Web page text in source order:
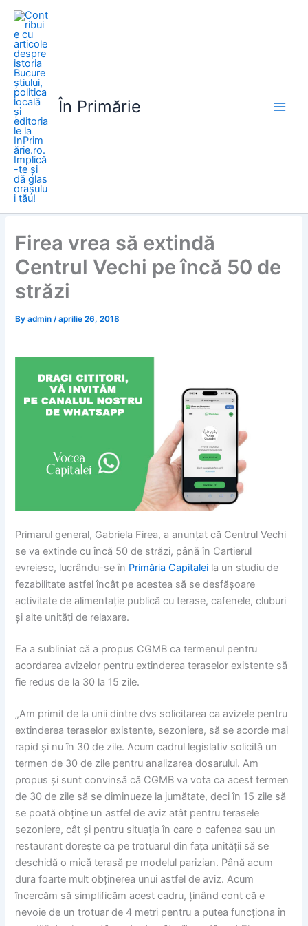
Skip
content
În Primărie
Firea vrea să extindă
Centrul Vechi pe încă 50 de
străzi
Byadmin/aprilie 26, 2018
Primarul general, Gabriela Firea, a anunţat că Centrul Vechi
se va extinde cu încă 50 de străzi, până în Cartierul
evreiesc, lucrându-se în Primăria Capitalei la un studiu de
fezabilitate astfel încât pe acestea să se desfăşoare
activitate de alimentaţie publică cu terase, cafenele, cluburi
şi alte unităţi de relaxare.
Ea a subliniat că a propus CGMB ca termenul pentru
acordarea avizelor pentru extinderea teraselor existente să
fie redus de la 30 la 15 zile.
„Am primit de la unii dintre dvs solicitarea ca avizele pentru
extinderea teraselor existente, sezoniere, să se acorde mai
rapid şi nu în 30 de zile. Acum cadrul legislativ solicită un
termen de 30 de zile pentru analizarea dosarului. Am
propus şi sunt convinsă că CGMB va vota ca acest termen
de 30 de zile să se diminueze la jumătate, deci în 15 zile să
se poată obţine un astfel de aviz atât pentru terasele
sezoniere, cât şi pentru situaţia în care o cafenea sau un
restaurant doreşte ca pe trotuarul din faţa unităţii să se
deschidă o mică terasă pe modelul parizian. Până acum
dura foarte mult obţinerea unui astfel de aviz. Acum
încercăm să simplificăm acest cadru, ţinând cont că e
nevoie de un trotuar de 4 metri pentru a putea funcţiona în